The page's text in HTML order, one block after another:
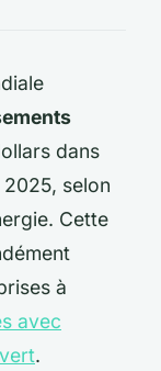
dans
selon
Cette
à
avec
.